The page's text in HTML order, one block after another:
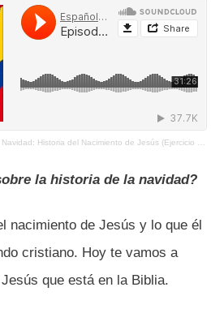
Historia del Nacimiento de Jesús (Ejercicio de Escucha)
la historia de la navidad?
nacimiento de Jesús y lo que él
cristiano. Hoy te vamos a
que está en la Biblia.